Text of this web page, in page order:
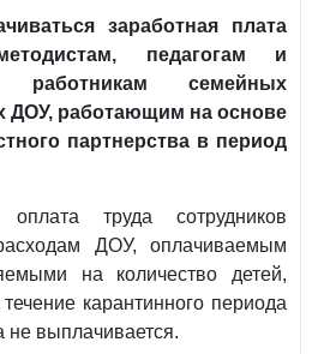
заработная плата
педагогам и
работникам семейных
ДОУ, работающим на основе
партнерства в период
труда сотрудников
ДОУ, оплачиваемым
на количество детей,
карантинного периода
не выплачивается.